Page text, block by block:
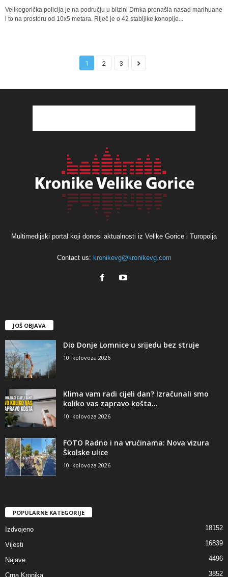
Velikogorička policija je na području u blizini Drnka pronašla nasad marihuane
i to na prostoru od 10x5 metara. Riječ je o 42 stabljike konoplje...
1 2 3
Multimedijski portal koji donosi aktualnosti iz Velike Gorice i Turopolja
Contact us: kronikevg@kronikevg.com
JOŠ OBJAVA
Dio Donje Lomnice u srijedu bez struje
10. kolovoza 2026
Klima vam radi cijeli dan? Izračunali smo
koliko vas zapravo košta...
10. kolovoza 2026
FOTO Radno i na vrućinama: Nova vizura
Školske ulice
10. kolovoza 2026
POPULARNE KATEGORIJE
Izdvojeno 18152
Vijesti 16839
Najave 4496
Crna Kronika 3852